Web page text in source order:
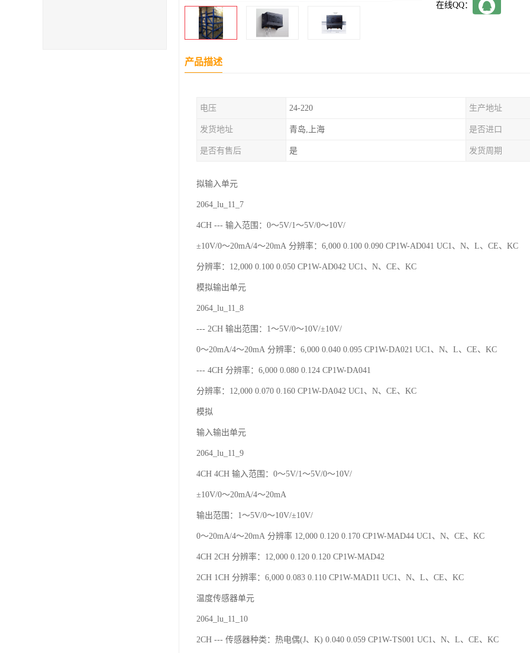
在线QQ：
产品描述
电压 24-220 生产地址
发货地址 青岛,上海 是否进口
是否有售后 是 发货周期
拟输入单元
2064_lu_11_7
4CH --- 输入范围：0～5V/1～5V/0～10V/
±10V/0～20mA/4～20mA 分辨率：6,000 0.100 0.090 CP1W-AD041 UC1、N、L、CE、KC
分辨率：12,000 0.100 0.050 CP1W-AD042 UC1、N、CE、KC
模拟输出单元
2064_lu_11_8
--- 2CH 输出范围：1～5V/0～10V/±10V/
0～20mA/4～20mA 分辨率：6,000 0.040 0.095 CP1W-DA021 UC1、N、L、CE、KC
--- 4CH 分辨率：6,000 0.080 0.124 CP1W-DA041
分辨率：12,000 0.070 0.160 CP1W-DA042 UC1、N、CE、KC
模拟
输入输出单元
2064_lu_11_9
4CH 4CH 输入范围：0～5V/1～5V/0～10V/
±10V/0～20mA/4～20mA
输出范围：1～5V/0～10V/±10V/
0～20mA/4～20mA 分辨率 12,000 0.120 0.170 CP1W-MAD44 UC1、N、CE、KC
4CH 2CH 分辨率：12,000 0.120 0.120 CP1W-MAD42
2CH 1CH 分辨率：6,000 0.083 0.110 CP1W-MAD11 UC1、N、L、CE、KC
温度传感器单元
2064_lu_11_10
2CH --- 传感器种类：热电偶(J、K) 0.040 0.059 CP1W-TS001 UC1、N、L、CE、KC